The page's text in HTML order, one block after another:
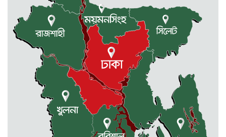
সরকারের ফ্যামিলি কার্ড কার্যক্রম
বাস্তবায়নে ব্যয় ২০০০ কোটি টাকা
মোহনগঞ্জে কর্মস্থলেই অসুস্থ- রক্তবমির পর
প্রাণ গেল স্বাস্থ্য কর্মকর্তার
কুড়িগ্রামে বন্যাদুর্গতদের জন্য বরাদ্দকৃত
৩০ মেট্রিক টন চাল,একমুঠোও জোটেনি
ক্ষতিগ্রস্ত মানুষের ভাগ্যে